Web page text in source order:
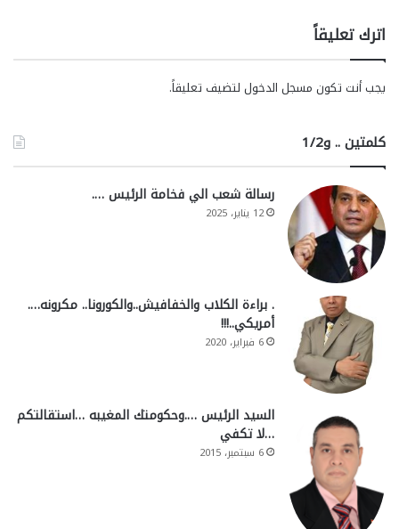
اترك تعليقاً
يجب أنت تكون مسجل الدخول لتضيف تعليقاً.
كلمتين .. و1/2
رسالة شعب الي فخامة الرئيس ….
12 يناير، 2025
. براءة الكلاب والخفافيش..والكورونا.. مكرونه….
أمريكي..!!!
6 فبراير، 2020
السيد الرئيس ….وحكومتك المغيبه …استقالتكم
…لا تكفي
6 سبتمبر، 2015